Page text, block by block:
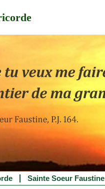
Sainte Soeur Faustine